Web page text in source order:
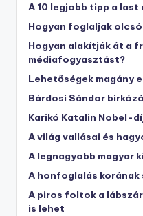
A 10 legjobb tipp a
Hogyan foglaljak
Hogyan alakítják át a
médiafogyasztást?
Lehetőségek magány
Bárdosi Sándor
Karikó Katalin Nobel-
A világ vallásai és
A legnagyobb magyar
A honfoglalás
A piros foltok a
is lehet